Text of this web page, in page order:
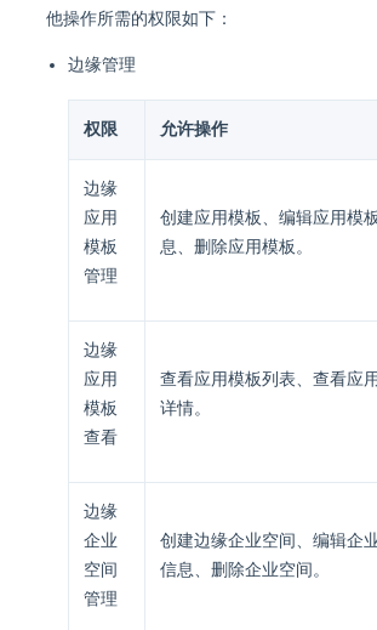
他操作所需的权限如下：
边缘管理
权限 允许操作
边缘
应用
模板
管理
创建应用模板、编辑应用模
息、删除应用模板。
边缘
应用
模板
查看
查看应用模板列表、查看应
详情。
边缘
企业
空间
管理
创建边缘企业空间、编辑企
信息、删除企业空间。